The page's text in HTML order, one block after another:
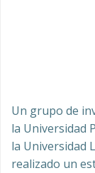
Un grupo de
la Universidad
la Universidad
realizado un